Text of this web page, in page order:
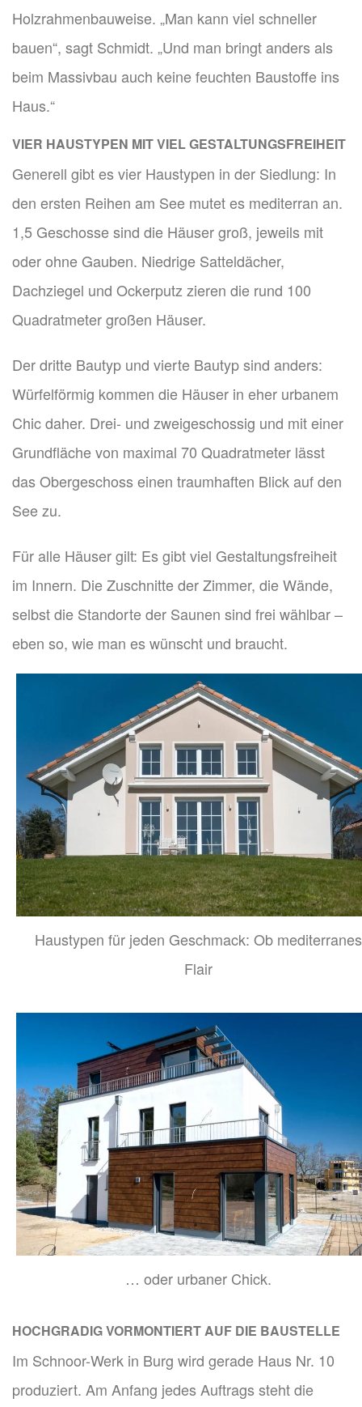
Holzrahmenbauweise. „Man kann viel schneller
bauen“, sagt Schmidt. „Und man bringt anders als
beim Massivbau auch keine feuchten Baustoffe ins
Haus.“
VIER HAUSTYPEN MIT VIEL GESTALTUNGSFREIHEIT
Generell gibt es vier Haustypen in der Siedlung: In
den ersten Reihen am See mutet es mediterran an.
1,5 Geschosse sind die Häuser groß, jeweils mit
oder ohne Gauben. Niedrige Satteldächer,
Dachziegel und Ockerputz zieren die rund 100
Quadratmeter großen Häuser.
Der dritte Bautyp und vierte Bautyp sind anders:
Würfelförmig kommen die Häuser in eher urbanem
Chic daher. Drei- und zweigeschossig und mit einer
Grundfläche von maximal 70 Quadratmeter lässt
das Obergeschoss einen traumhaften Blick auf den
See zu.
Für alle Häuser gilt: Es gibt viel Gestaltungsfreiheit
im Innern. Die Zuschnitte der Zimmer, die Wände,
selbst die Standorte der Saunen sind frei wählbar –
eben so, wie man es wünscht und braucht.
Haustypen für jeden Geschmack: Ob mediterranes
Flair
… oder urbaner Chick.
HOCHGRADIG VORMONTIERT AUF DIE BAUSTELLE
Im Schnoor-Werk in Burg wird gerade Haus Nr. 10
produziert. Am Anfang jedes Auftrags steht die